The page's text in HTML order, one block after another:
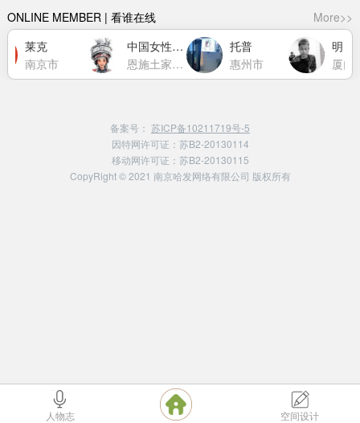
ONLINE MEMBER | 看谁在线
More>>
莱克
南京市
中国女性力量萧莉洁
恩施土家族苗族自治州
托普
惠州市
明
厦门
备案号： 苏ICP备10211719号-5
因特网许可证：苏B2-20130114
移动网许可证：苏B2-20130115
CopyRight © 2021 南京哈发网络有限公司 版权所有
人物志 空间设计